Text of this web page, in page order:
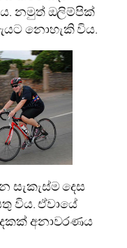
නමුත් ඔලිම්පික්
නොහැකි විය.
සැකැස්ම දෙස
විය. ඒවායේ
අනාවරණය